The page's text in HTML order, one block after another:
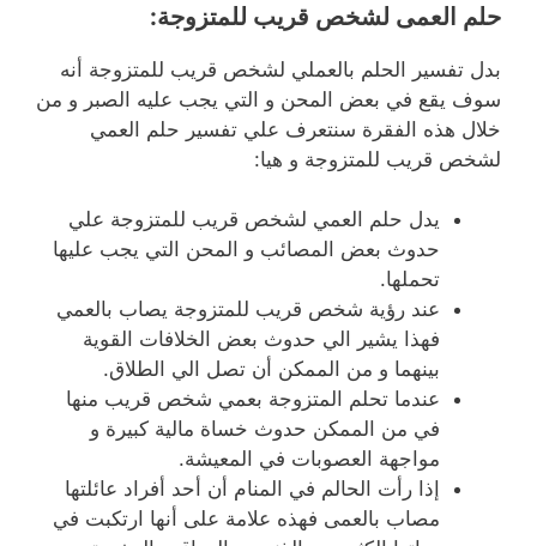
حلم العمى لشخص قريب للمتزوجة:
بدل تفسير الحلم بالعملي لشخص قريب للمتزوجة أنه
سوف يقع في بعض المحن و التي يجب عليه الصبر و من
خلال هذه الفقرة سنتعرف علي تفسير حلم العمي
لشخص قريب للمتزوجة و هيا:
يدل حلم العمي لشخص قريب للمتزوجة علي
حدوث بعض المصائب و المحن التي يجب عليها
تحملها.
عند رؤية شخص قريب للمتزوجة يصاب بالعمي
فهذا يشير الي حدوث بعض الخلافات القوية
بينهما و من الممكن أن تصل الي الطلاق.
عندما تحلم المتزوجة بعمي شخص قريب منها
في من الممكن حدوث خساة مالية كبيرة و
مواجهة العصوبات في المعيشة.
إذا رأت الحالم في المنام أن أحد أفراد عائلتها
مصاب بالعمى فهذه علامة على أنها ارتكبت في